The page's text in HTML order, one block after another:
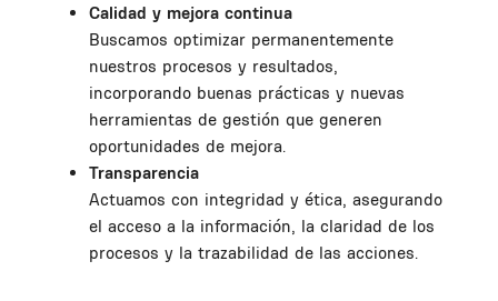
Calidad y mejora continua
Buscamos optimizar permanentemente
nuestros procesos y resultados,
incorporando buenas prácticas y nuevas
herramientas de gestión que generen
oportunidades de mejora.
Transparencia
Actuamos con integridad y ética, asegurando
el acceso a la información, la claridad de los
procesos y la trazabilidad de las acciones.